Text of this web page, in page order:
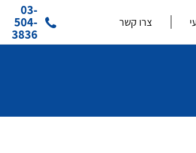
צרו קשר
03-
504-
3836